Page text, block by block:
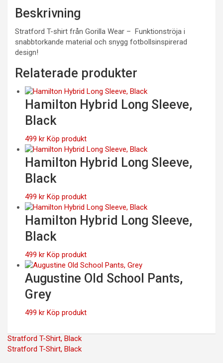
Beskrivning
Stratford T-shirt från Gorilla Wear – Funktionströja i
snabbtorkande material och snygg fotbollsinspirerad
design!
Relaterade produkter
Hamilton Hybrid Long Sleeve,
Black
499 kr Köp produkt
Hamilton Hybrid Long Sleeve,
Black
499 kr Köp produkt
Hamilton Hybrid Long Sleeve,
Black
499 kr Köp produkt
Augustine Old School Pants,
Grey
499 kr Köp produkt
Inläggsnavigering
Stratford T-Shirt, Black
Stratford T-Shirt, Black